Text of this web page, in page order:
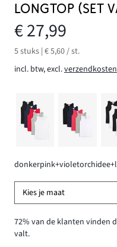
LONGTOP (SET
€ 27,99
5 stuks | € 5,60 / st.
incl. btw, excl.verzendkosten
Kies je maat
72% van de klanten vinden
valt.